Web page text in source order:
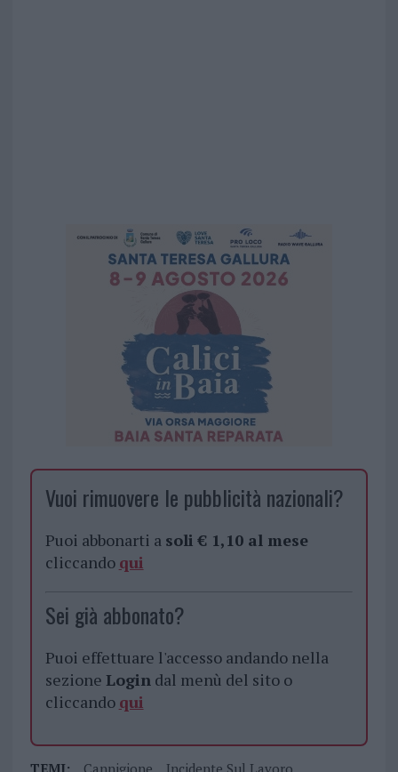
Vuoi rimuovere le pubblicità nazionali?
Puoi abbonarti a soli € 1,10 al mese
cliccando qui
Sei già abbonato?
Puoi effettuare l'accesso andando nella
sezione Logindal menù del sito o
cliccando qui